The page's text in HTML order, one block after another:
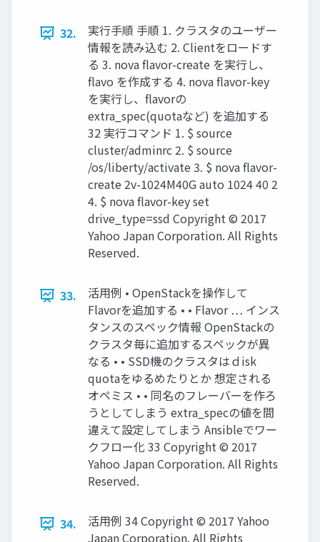
32.
実行手順 手順 1. クラスタのユーザー
情報を読み込む 2. Clientをロードす
る 3. nova flavor-create を実行し、
flavo を作成する 4. nova flavor-key
を実行し、flavorの
extra_spec(quotaなど) を追加する
32 実行コマンド 1. $ source
cluster/adminrc 2. $ source
/os/liberty/activate 3. $ nova flavor-
create 2v-1024M40G auto 1024 40 2
4. $ nova flavor-key set
drive_type=ssd Copyright © 2017
Yahoo Japan Corporation. All Rights
Reserved.
33.
活用例 • OpenStackを操作して
Flavorを追加する • • Flavor … インス
タンスのスペック情報 OpenStackの
クラスタ毎に追加するスペックが異
なる • • SSD機のクラスタはｄisk
quotaをゆるめたりとか 想定される
オペミス • • 同名のフレーバーを作ろ
うとしてしまう extra_specの値を間
違えて設定してしまう Ansibleでワー
クフロー化 33 Copyright © 2017
Yahoo Japan Corporation. All Rights
Reserved.
34.
活用例 34 Copyright © 2017 Yahoo
Japan Corporation. All Rights